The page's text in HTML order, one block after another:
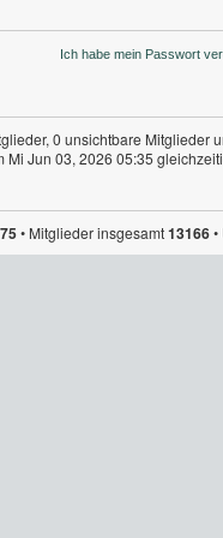
Ich habe mein Passwort
0 unsichtbare
Mi Jun 03, 2026 05:35
• Mitglieder insgesamt13166